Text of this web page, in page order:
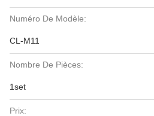
Numéro De Modèle:
CL-M11
Nombre De Pièces:
1set
Prix: